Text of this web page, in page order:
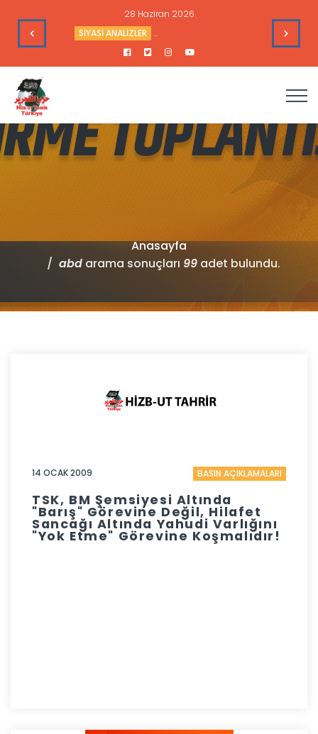
28 Haziran 2026
Toplantısı - 9 Haziran 2026
SİYASİ ANALİZLER Sudan’daki Durum ve Amerika’nın
Anasayfa
abd arama sonuçları 99 adet bulundu.
14 OCAK 2009 BASIN AÇIKLAMALARI
TSK, BM Şemsiyesi Altında
"Barış" Görevine Değil, Hilafet
Sancağı Altında Yahudi Varlığını
"Yok Etme" Görevine Koşmalıdır!